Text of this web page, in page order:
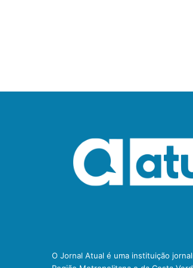
O Jornal Atual é uma instituição